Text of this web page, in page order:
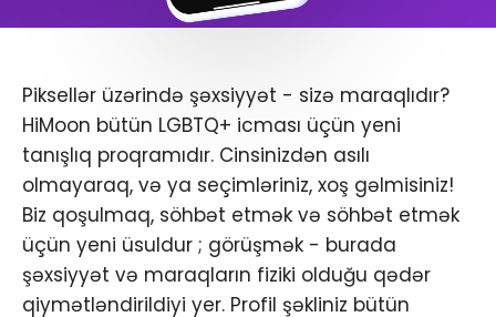
Piksellər üzərində şəxsiyyət - sizə maraqlıdır?
HiMoon bütün LGBTQ+ icması üçün yeni
tanışlıq proqramıdır. Cinsinizdən asılı
olmayaraq, və ya seçimləriniz, xoş gəlmisiniz!
Biz qoşulmaq, söhbət etmək və söhbət etmək
üçün yeni üsuldur ; görüşmək - burada
şəxsiyyət və maraqların fiziki olduğu qədər
qiymətləndirildiyi yer. Profil şəkliniz bütün